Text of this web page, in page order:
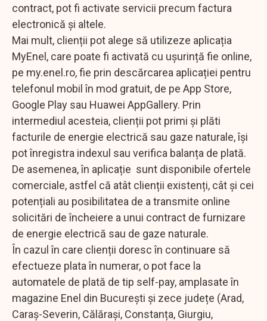
contract, pot fi activate servicii precum factura
electronică și altele.
Mai mult, clienții pot alege să utilizeze aplicația
MyEnel, care poate fi activată cu ușurință fie online,
pe my.enel.ro, fie prin descărcarea aplicației pentru
telefonul mobil în mod gratuit, de pe App Store,
Google Play sau Huawei AppGallery. Prin
intermediul acesteia, clienții pot primi și plăti
facturile de energie electrică sau gaze naturale, își
pot înregistra indexul sau verifica balanța de plată.
De asemenea, în aplicație sunt disponibile ofertele
comerciale, astfel că atât clienții existenți, cât și cei
potențiali au posibilitatea de a transmite online
solicitări de încheiere a unui contract de furnizare
de energie electrică sau de gaze naturale.
În cazul în care clienții doresc în continuare să
efectueze plata în numerar, o pot face la
automatele de plată de tip self-pay, amplasate în
magazine Enel din București și zece județe (Arad,
Caraș-Severin, Călărași, Constanța, Giurgiu,